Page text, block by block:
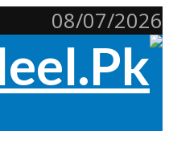
08/07/2026